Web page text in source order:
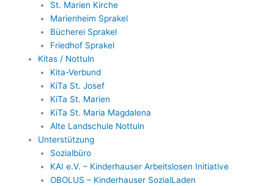
St. Marien Kirche
Marienheim Sprakel
Bücherei Sprakel
Friedhof Sprakel
Kitas / Nottuln
Kita-Verbund
KiTa St. Josef
KiTa St. Marien
KiTa St. Maria Magdalena
Alte Landschule Nottuln
Unterstützung
Sozialbüro
KAI e.V. – Kinderhauser Arbeitslosen Initiative
OBOLUS – Kinderhauser SozialLaden